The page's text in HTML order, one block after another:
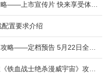
游戏评价
玩家可以通过创建或加入
队。
一起探索老房子的每个角
《往日不再：复刻版》攻略——上市宣传片 快来享受体验吧！
置要求介绍
《胜利女神：新的希望》攻略——定档预告 5月22日全平台上线
这个可以有！漫威漫画推《铁血战士绝杀漫威宇宙》攻略——